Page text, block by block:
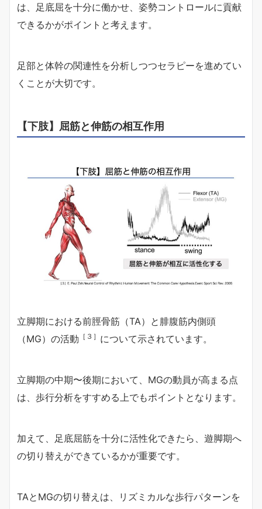
は、足底屈を十分に働かせ、姿勢コントロールに貢献
できるかがポイントと考えます。
足部と体幹の関連性を分析しつつセラピーを進めてい
くことが大切です。
【下肢】屈筋と伸筋の相互作用
立脚期における前脛骨筋（TA）と腓腹筋内側頭
（MG）の活動 ［３］ について示されています。
立脚期の中期〜後期において、MGの動員が高まる点
は、歩行分析をすすめる上でもポイントとなります。
加えて、足底屈筋を十分に活性化できたら、遊脚期へ
の切り替えができているかが重要です。
TAとMGの切り替えは、リズミカルな歩行パターンを